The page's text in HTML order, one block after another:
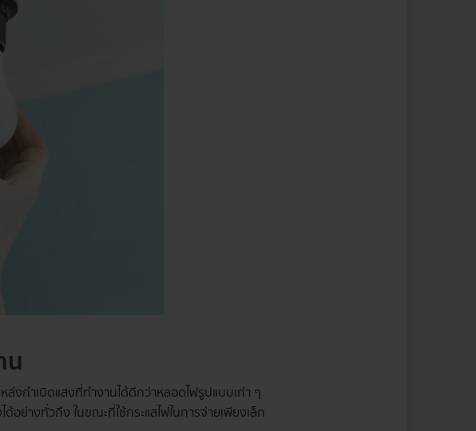
น
งกำเนิดแสงที่ทำงานได้ดีกว่าหลอดไฟรูปแบบเก่า ๆ
อย่างทั่วถึง ในขณะที่ใช้กระแสไฟในการจ่ายเพียงเล็ก